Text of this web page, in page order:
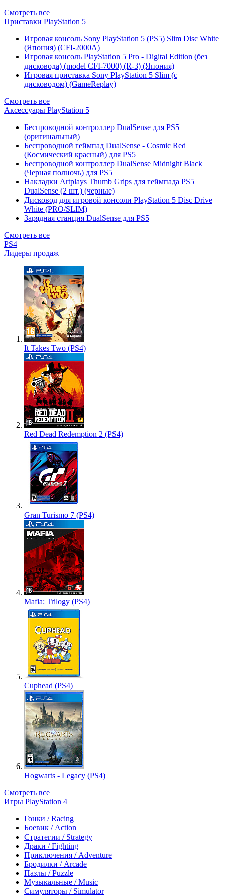
Смотреть все
Приставки PlayStation 5
Игровая консоль Sony PlayStation 5 (PS5) Slim Disc White
(Япония) (CFI-2000A)
Игровая консоль PlayStation 5 Pro - Digital Edition (без
дисковода) (model CFI-7000) (R-3) (Япония)
Игровая приставка Sony PlayStation 5 Slim (с
дисководом) (GameReplay)
Смотреть все
Аксессуары PlayStation 5
Беспроводной контроллер DualSense для PS5
(оригинальный)
Беспроводной геймпад DualSense - Cosmic Red
(Космический красный) для PS5
Беспроводной контроллер DualSense Midnight Black
(Черная полночь) для PS5
Накладки Artplays Thumb Grips для геймпада PS5
DualSense (2 шт.) (черные)
Дисковод для игровой консоли PlayStation 5 Disc Drive
White (PRO/SLIM)
Зарядная станция DualSense для PS5
Смотреть все
PS4
Лидеры продаж
It Takes Two (PS4)
Red Dead Redemption 2 (PS4)
Gran Turismo 7 (PS4)
Mafia: Trilogy (PS4)
Cuphead (PS4)
Hogwarts - Legacy (PS4)
Смотреть все
Игры PlayStation 4
Гонки / Racing
Боевик / Action
Стратегии / Strategy
Драки / Fighting
Приключения / Adventure
Бродилки / Arcade
Пазлы / Puzzle
Музыкальные / Music
Симуляторы / Simulator